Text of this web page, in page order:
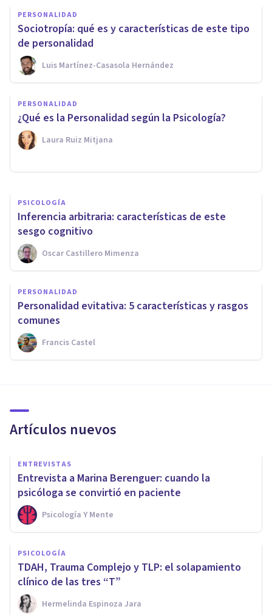
PERSONALIDAD
Sociotropía: qué es y características de este tipo
de personalidad
Luis Martínez-Casasola Hernández
PERSONALIDAD
¿Qué es la Personalidad según la Psicología?
Laura Ruiz Mitjana
Falta de empatía: 12 signos
que la delatan
PSICOLOGÍA
Inferencia arbitraria: características de este
sesgo cognitivo
Oscar Castillero Mimenza
PERSONALIDAD
Personalidad evitativa: 5 características y rasgos
comunes
Francis Castel
Artículos nuevos
ENTREVISTAS
Entrevista a Marina Berenguer: cuando la
psicóloga se convirtió en paciente
Psicología Y Mente
PSICOLOGÍA
TDAH, Trauma Complejo y TLP: el solapamiento
clínico de las tres “T”
Hermelinda Espinoza Jara